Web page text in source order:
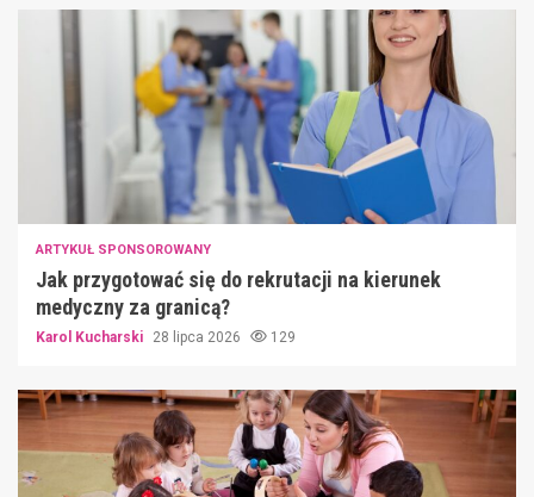
ARTYKUŁ SPONSOROWANY
Jak przygotować się do rekrutacji na kierunek
medyczny za granicą?
Karol Kucharski 28 lipca 2026 129